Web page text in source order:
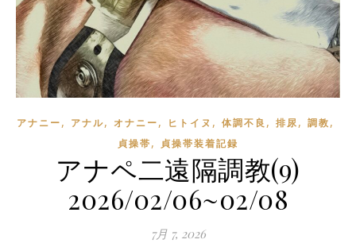
アナニー, アナル, オナニー, ヒトイヌ , 体調不良 , 排尿, 調教,
貞操帯, 貞操帯装着記録
アナペ二遠隔調教(9)
2026/02/06~02/08
7月 7, 2026